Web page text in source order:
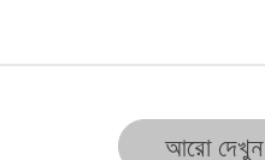
আরো দেখুন